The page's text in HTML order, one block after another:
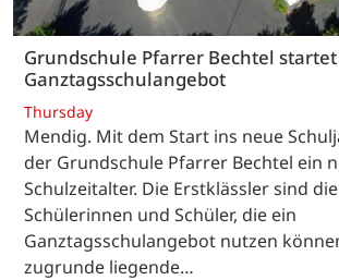
Grundschule Pfarrer Bechtel startet
Ganztagsschulangebot
Thursday
Mendig. Mit dem Start ins neue
der Grundschule Pfarrer Bechtel ein
Schulzeitalter. Die Erstklässler sind
Schülerinnen und Schüler, die ein
Ganztagsschulangebot nutzen
zugrunde liegende…